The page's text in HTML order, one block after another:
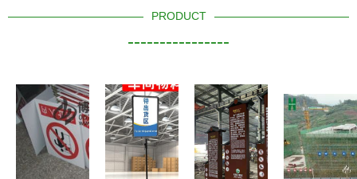
PRODUCT
----------------